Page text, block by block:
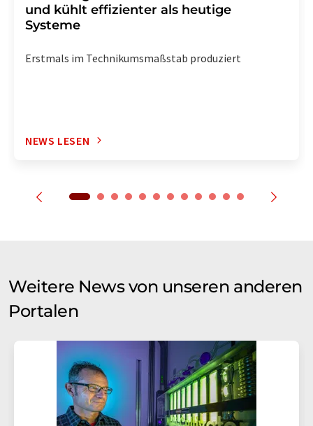
und kühlt effizienter als heutige
Systeme
Erstmals im Technikumsmaßstab produziert
NEWS LESEN
Weitere News von unseren anderen
Portalen